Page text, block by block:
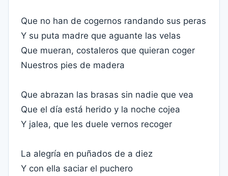
Que no han de cogernos randando sus peras
Y su puta madre que aguante las velas
Que mueran, costaleros que quieran coger
Nuestros pies de madera
Que abrazan las brasas sin nadie que vea
Que el día está herido y la noche cojea
Y jalea, que les duele vernos recoger
La alegría en puñados de a diez
Y con ella saciar el puchero